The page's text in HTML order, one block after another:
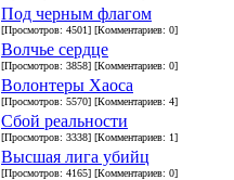
Под черным флагом
[Просмотров: 4501] [Комментариев: 0]
Волчье сердце
[Просмотров: 3858] [Комментариев: 0]
Волонтеры Хаоса
[Просмотров: 5570] [Комментариев: 4]
Сбой реальности
[Просмотров: 3338] [Комментариев: 1]
Высшая лига убийц
[Просмотров: 4165] [Комментариев: 0]